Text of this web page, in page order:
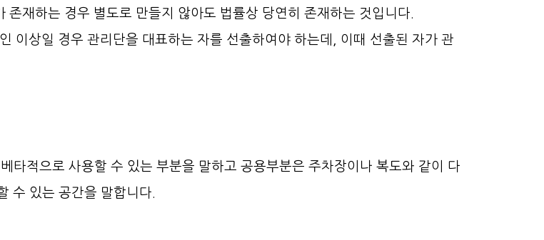
존재하는 경우 별도로 만들지 않아도 법률상 당연히 존재하는 것입니다.
이상일 경우 관리단을 대표하는 자를 선출하여야 하는데, 이때 선출된 자가 관
타적으로 사용할 수 있는 부분을 말하고 공용부분은 주차장이나 복도와 같이 다
수 있는 공간을 말합니다.